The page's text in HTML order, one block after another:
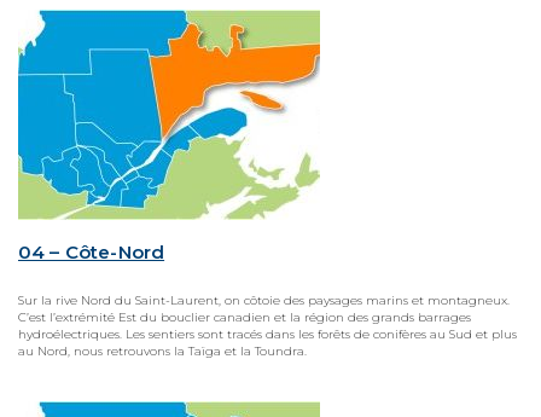
04 – Côte-Nord
Sur la rive Nord du Saint-Laurent, on côtoie des paysages marins et montagneux.
C’est l’extrémité Est du bouclier canadien et la région des grands barrages
hydroélectriques. Les sentiers sont tracés dans les forêts de conifères au Sud et plus
au Nord, nous retrouvons la Taïga et la Toundra.